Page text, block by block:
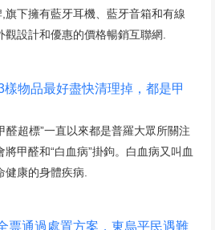
旗下擁有藍牙耳機、藍牙音箱和有線
設計和優惠的價格暢銷互聯網.
物品最好盡快清理掉，都是甲
醛超標”一直以來都是普羅大眾所關注
甲醛和“白血病”掛鉤。白血病又叫血
康的身體疾病.
票通過處置方案，東烏平民遇難